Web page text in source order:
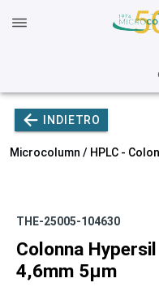
INDIETRO
Microcolumn / HPLC -
THE-25005-104630
Colonna
4,6mm 5µm